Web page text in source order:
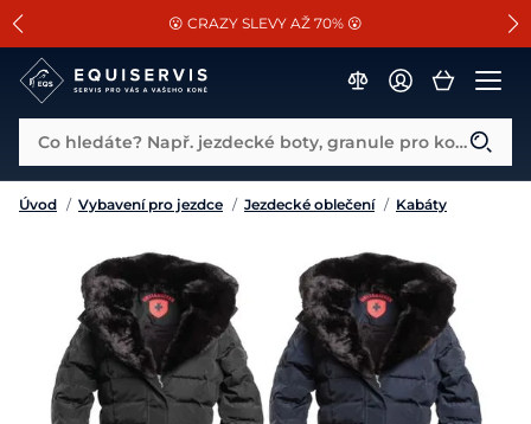
SLEVA 13% na vše od Cassini!
😮 CRAZY SLEVY AŽ 70% 😮
📐Pasování a doplňky k vybraným sedlům ZDARMA 🐴
Co hledáte? Např. jezdecké boty, granule pro koně...
Úvod / Vybavení pro jezdce / Jezdecké oblečení / Kabáty